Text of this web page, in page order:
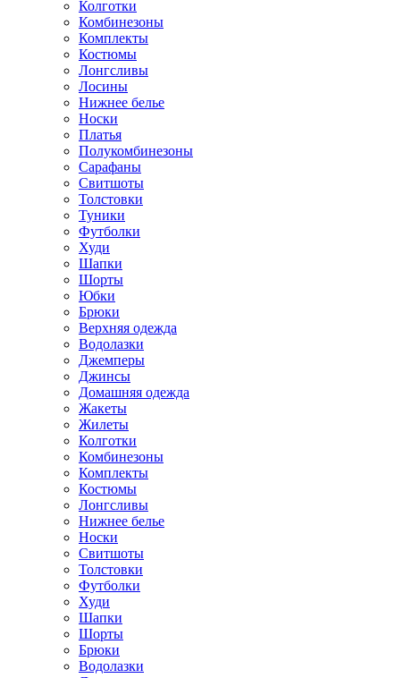
Колготки
Комбинезоны
Комплекты
Костюмы
Лонгсливы
Лосины
Нижнее белье
Носки
Платья
Полукомбинезоны
Сарафаны
Свитшоты
Толстовки
Туники
Футболки
Худи
Шапки
Шорты
Юбки
Брюки
Верхняя одежда
Водолазки
Джемперы
Джинсы
Домашняя одежда
Жакеты
Жилеты
Колготки
Комбинезоны
Комплекты
Костюмы
Лонгсливы
Нижнее белье
Носки
Свитшоты
Толстовки
Футболки
Худи
Шапки
Шорты
Брюки
Водолазки